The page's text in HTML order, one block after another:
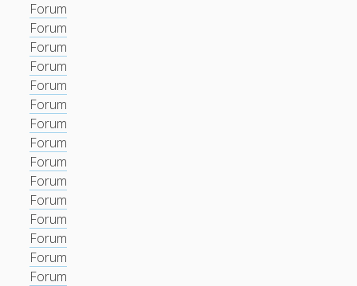
Forum
Forum
Forum
Forum
Forum
Forum
Forum
Forum
Forum
Forum
Forum
Forum
Forum
Forum
Forum